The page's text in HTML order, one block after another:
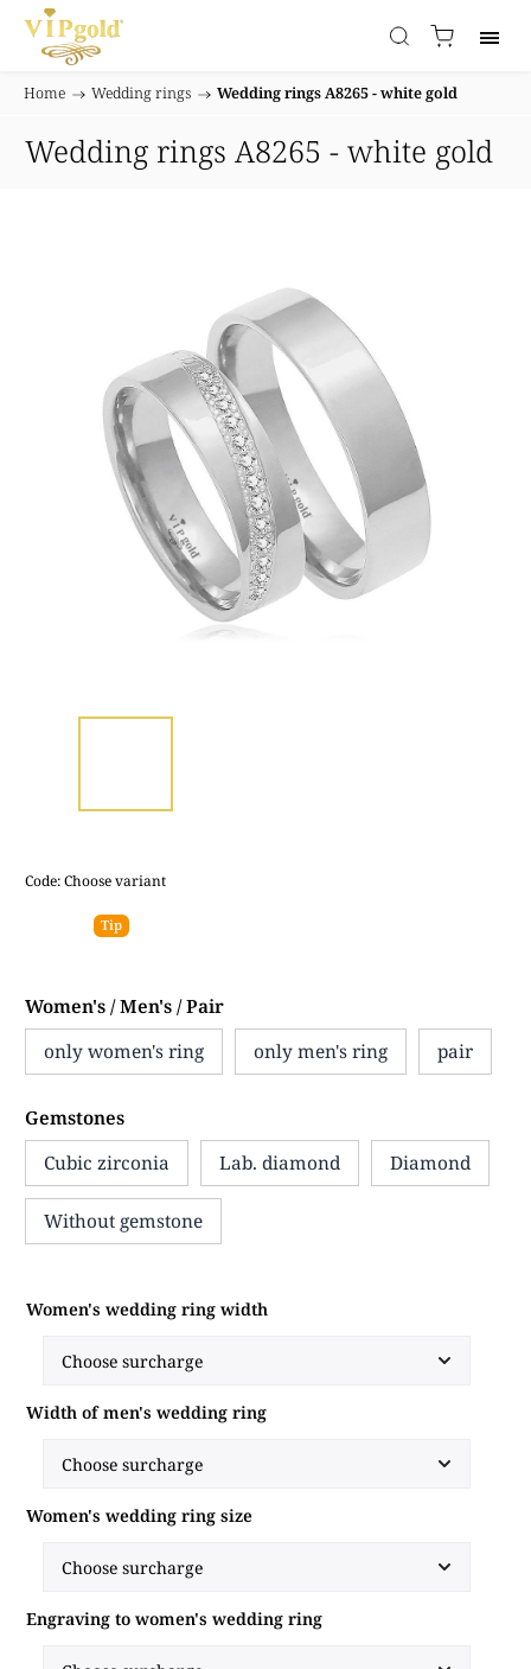
Home / Wedding rings / Wedding rings A8265 - white gold
Wedding rings A8265 - white gold
Code:Choose variant
Tip
Women's / Men's / Pair
only women's ring
only men's ring pair
Gemstones
Cubic zirconia
Lab. diamond Diamond
Without gemstone
Women's wedding ring width
Width of men's wedding ring
Women's wedding ring size
Engraving to women's wedding ring